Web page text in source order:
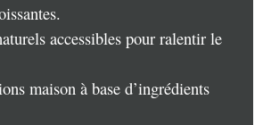
accessibles pour ralentir le
maison à base d’ingrédients